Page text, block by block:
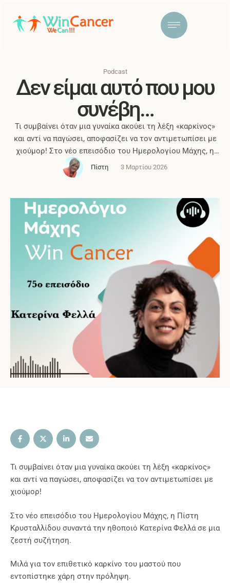
Podcast
Δεν είμαι αυτό που μου
συνέβη…
Τι συμβαίνει όταν μια γυναίκα ακούει τη λέξη «καρκίνος»
και αντί να παγώσει, αποφασίζει να τον αντιμετωπίσει με
χιούμορ! Στο νέο επεισόδιο του Ημερολογίου Μάχης, η
Πίστη Κρυσταλλίδου συναντά την ηθοποιό Κατερίνα Φελλά
σε μια ζεστή συζήτηση. Μιλά για τον επιθετικό καρκίνο
φόβο για τα παιδία …
Πίστη 3 Μαρτίου 2026
Τι συμβαίνει όταν μια γυναίκα ακούει τη λέξη «καρκίνος»
και αντί να παγώσει, αποφασίζει να τον αντιμετωπίσει με
χιούμορ!
Στο νέο επεισόδιο του Ημερολογίου Μάχης, η Πίστη
Κρυσταλλίδου συναντά την ηθοποιό Κατερίνα Φελλά σε μια
ζεστή συζήτηση.
Μιλά για τον επιθετικό καρκίνο του μαστού που
εντοπίστηκε χάρη στην πρόληψη.